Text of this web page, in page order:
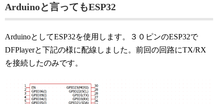
Arduinoと言ってもESP32
ArduinoとしてESP32を使用します。３０ピンのESP32で
DFPlayerと下記の様に配線しました。前回の回路にTX/RX
を接続したのみです。